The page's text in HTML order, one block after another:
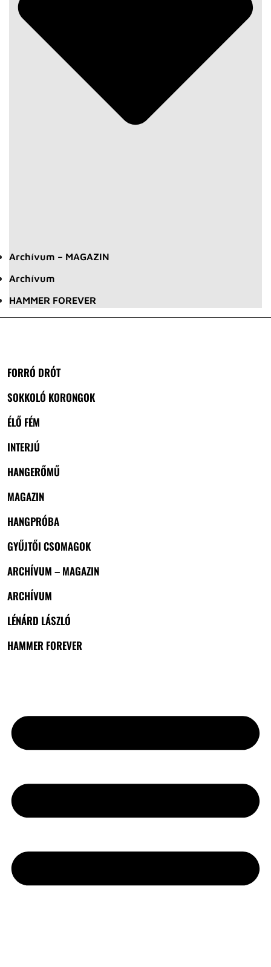
Archívum – MAGAZIN
Archívum
HAMMER FOREVER
FORRÓ DRÓT
SOKKOLÓ KORONGOK
ÉLŐ FÉM
INTERJÚ
HANGERŐMŰ
MAGAZIN
HANGPRÓBA
GYŰJTŐI CSOMAGOK
ARCHÍVUM – MAGAZIN
ARCHÍVUM
LÉNÁRD LÁSZLÓ
HAMMER FOREVER